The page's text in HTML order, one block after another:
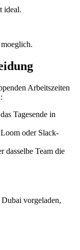
ideal.
Arbeitszeiten
Tagesende in
oder Slack-
dasselbe Team die
vorgeladen,